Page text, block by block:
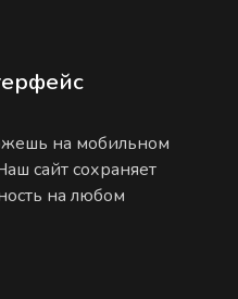
на мобильном
сайт сохраняет
на любом